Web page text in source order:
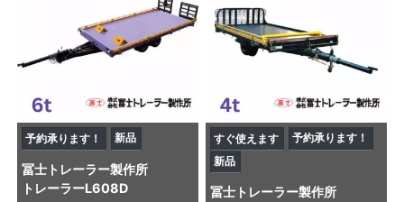
予約承ります！ 新品
冨士トレーラー製作所
トレーラーL608D
すぐ使えます
予約承ります！
新品
冨士トレーラー製作所